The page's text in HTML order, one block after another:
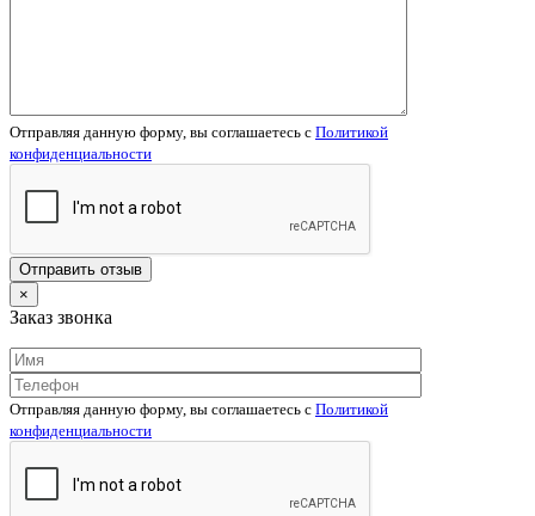
Отправляя данную форму, вы соглашаетесь c Политикой
конфиденциальности
×
Заказ звонка
Отправляя данную форму, вы соглашаетесь c Политикой
конфиденциальности